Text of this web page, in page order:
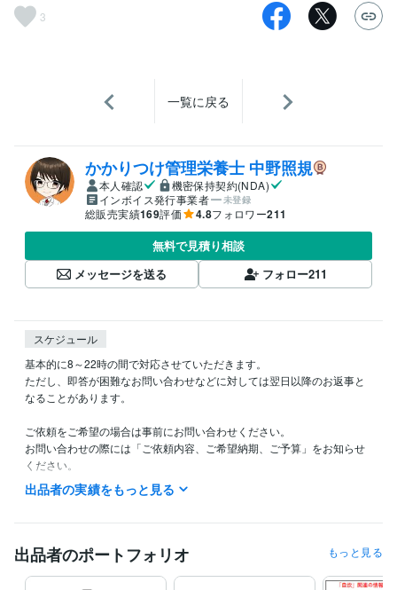
3
一覧に戻る
かかりつけ管理栄養士 中野照規
本人確認
機密保持契約(NDA)
インボイス発行事業者
未登録
総販売実績169評価 4.8フォロワー211
無料で見積り相談
メッセージを送る
フォロー211
スケジュール
基本的に8～22時の間で対応させていただきます。
ただし、即答が困難なお問い合わせなどに対しては翌日以降のお返事と
なることがあります。
ご依頼をご希望の場合は事前にお問い合わせください。
お問い合わせの際には「ご依頼内容、ご希望納期、ご予算」をお知らせ
ください。
「見積り・カスタマイズの相談をする」からご連絡をいただく場合は提
見積もりを出すためには最初にいただいたメッセージに加え、いくつか
質問をさせていただき詳細を確認してからの対応となることがありま
す。
出品者の実績をもっと見る
出品者のポートフォリオ もっと見る